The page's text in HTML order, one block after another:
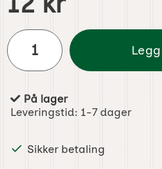
antall
Produkttilgjengelighet:
På lager
Leveringstid: 1-7 dager
Sikker betaling